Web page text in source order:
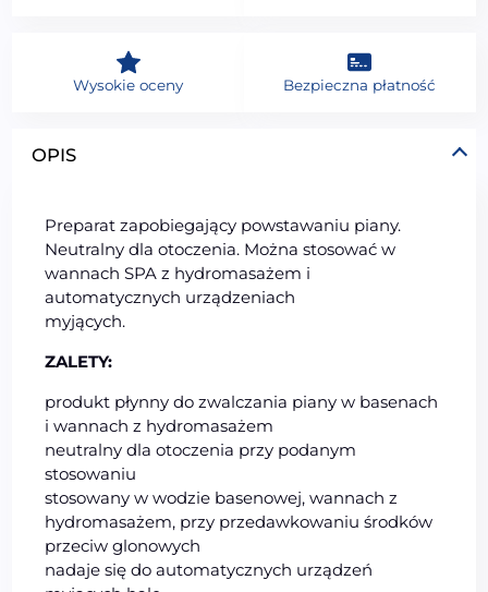
OPIS
Preparat zapobiegający powstawaniu piany.
Neutralny dla otoczenia. Można stosować w
wannach SPA z hydromasażem i
automatycznych urządzeniach
myjących.
ZALETY:
produkt płynny do zwalczania piany w basenach
i wannach z hydromasażem
neutralny dla otoczenia przy podanym
stosowaniu
stosowany w wodzie basenowej, wannach z
hydromasażem, przy przedawkowaniu środków
przeciw glonowych
nadaje się do automatycznych urządzeń
Wysokie oceny Bezpieczna płatność